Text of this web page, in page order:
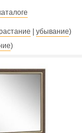
убывание)
)